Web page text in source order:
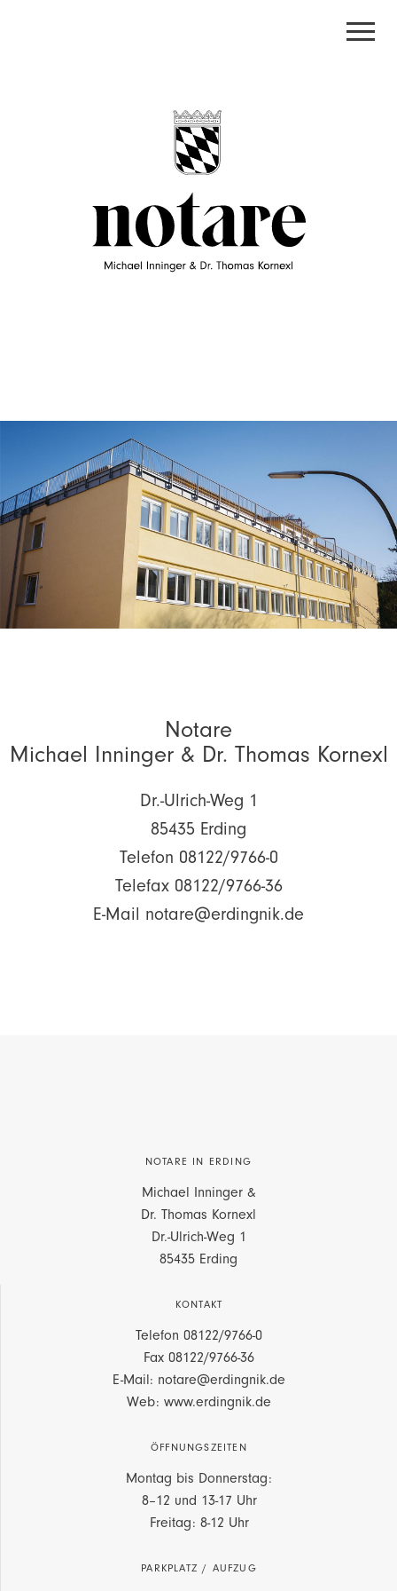
Notare
Michael Inninger & Dr. Thomas Kornexl
Dr.-Ulrich-Weg 1
85435 Erding
Telefon 08122/9766-0
Telefax 08122/9766-36
E-Mail notare@erdingnik.de
NOTARE IN ERDING
Michael Inninger &
Dr. Thomas Kornexl
Dr.-Ulrich-Weg 1
85435 Erding
KONTAKT
Telefon 08122/9766-0
Fax 08122/9766-36
E-Mail: notare@erdingnik.de
Web: www.erdingnik.de
ÖFFNUNGSZEITEN
Montag bis Donnerstag:
8–12 und 13-17 Uhr
Freitag: 8-12 Uhr
PARKPLATZ / AUFZUG